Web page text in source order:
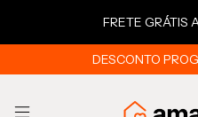
FRETE GRÁTIS
DESCONTO